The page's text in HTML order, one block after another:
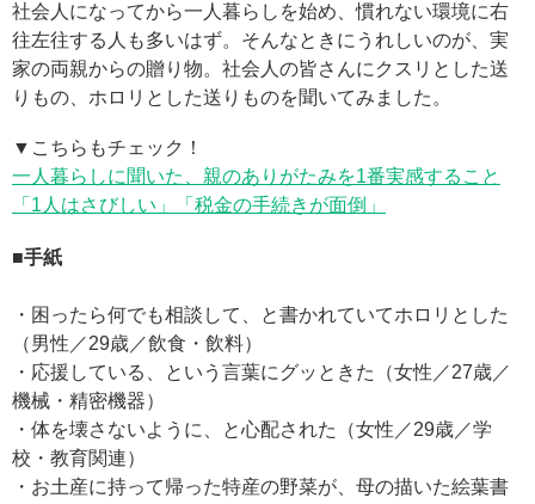
社会人になってから一人暮らしを始め、慣れない環境に右
往左往する人も多いはず。そんなときにうれしいのが、実
家の両親からの贈り物。社会人の皆さんにクスリとした送
りもの、ホロリとした送りものを聞いてみました。
▼こちらもチェック！
一人暮らしに聞いた、親のありがたみを1番実感すること
「1人はさびしい」「税金の手続きが面倒」
■手紙
・困ったら何でも相談して、と書かれていてホロリとした
（男性／29歳／飲食・飲料）
・応援している、という言葉にグッときた（女性／27歳／
機械・精密機器）
・体を壊さないように、と心配された（女性／29歳／学
校・教育関連）
・お土産に持って帰った特産の野菜が、母の描いた絵葉書